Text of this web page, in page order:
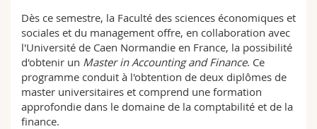
Dès ce semestre, la Faculté des sciences économiques et
sociales et du management offre, en collaboration avec
l'Université de Caen Normandie en France, la possibilité
d'obtenir un Master in Accounting and Finance. Ce
programme conduit à l'obtention de deux diplômes de
master universitaires et comprend une formation
approfondie dans le domaine de la comptabilité et de la
finance.